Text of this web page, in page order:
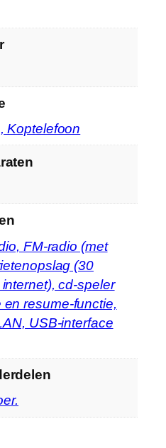
Koptelefoon
FM-radio (met
(30
cd-speler
resume-functie,
USB-interface